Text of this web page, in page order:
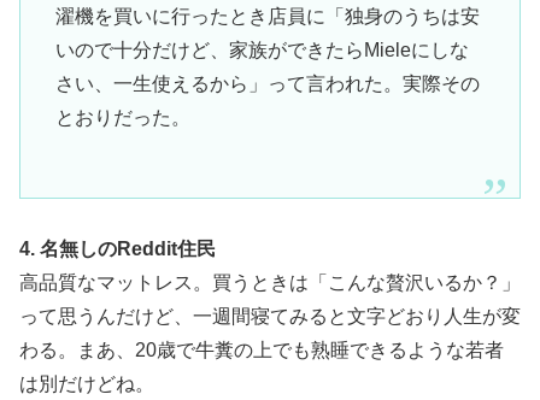
濯機を買いに行ったとき店員に「独身のうちは安
いので十分だけど、家族ができたらMieleにしな
さい、一生使えるから」って言われた。実際その
とおりだった。
4. 名無しのReddit住民
高品質なマットレス。買うときは「こんな贅沢いるか？」
って思うんだけど、一週間寝てみると文字どおり人生が変
わる。まあ、20歳で牛糞の上でも熟睡できるような若者
は別だけどね。